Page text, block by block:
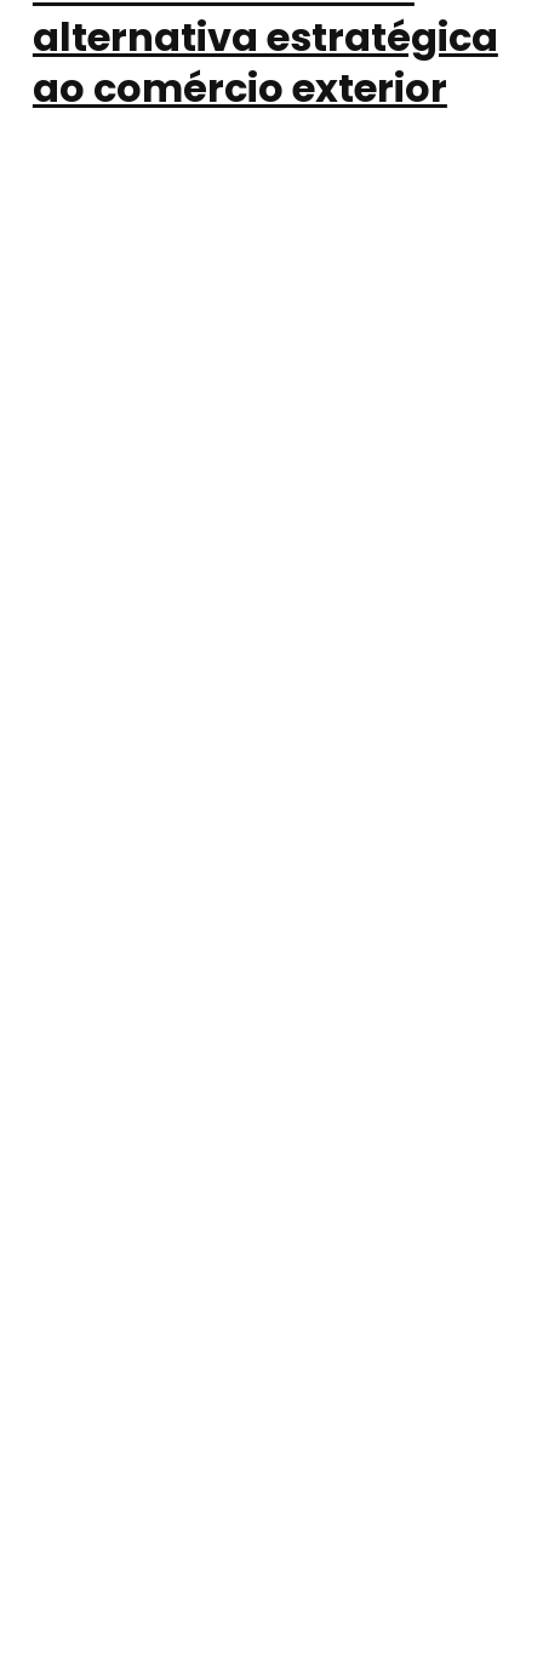
alternativa estratégica
ao comércio exterior